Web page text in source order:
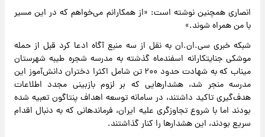
انصاری همچنین نوشته است: «از همکارانم می‌خواهم که در این مسیر
با من همراه شوند.»
شبکه خبری سی‌.ان‌.ان به نقل از سه منبع آگاه ادعا کرد قبل از حمله
موشکی جنایتکارانه اسفندماه گذشته به مدرسه شجره طیبه شهرستان
میناب که به شهادت حدود ۲۰۰ تن شامل اکثرا دختران دانش‌آموز این
مدرسه منجر شد، هشدارهایی که بر لزوم بازبینی مجدد اطلاعات
هدف‌گیری تاکید داشتند، در سامانه توسعه اهداف پنتاگون تعبیه شده
بودند اما با شروع تجاوزگری علیه ایران، فرماندهانی که به دنبال اقدام
سریع بودند، این هشدارها را کنار گذاشتند.